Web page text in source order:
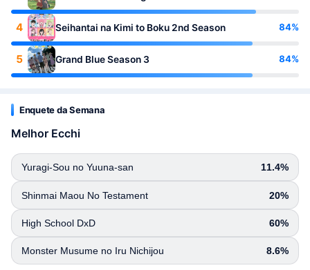
4 Seihantai na Kimi to Boku 2nd Season 84%
5 Grand Blue Season 3 84%
Enquete da Semana
Melhor Ecchi
Yuragi-Sou no Yuuna-san 11.4%
Shinmai Maou No Testament 20%
High School DxD 60%
Monster Musume no Iru Nichijou 8.6%